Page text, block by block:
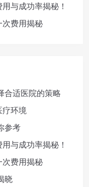
与成功率揭秘！
费用揭秘
合适医院的策略
疗环境
参考
与成功率揭秘！
费用揭秘
晓